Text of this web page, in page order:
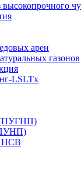
арен
газонов
LSLTx
(ПУГНП)